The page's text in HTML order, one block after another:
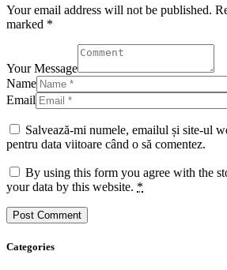
Your email address will not be published.
marked *
Your Message
Name
Email
Salvează-mi numele, emailul și site-ul
pentru data viitoare când o să comentez.
By using this form you agree with the
your data by this website. *
Categories